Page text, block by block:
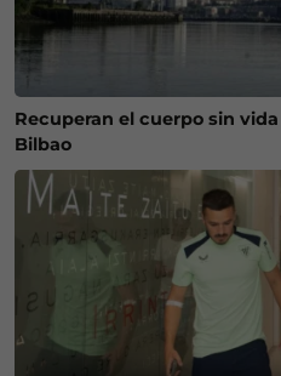
Recuperan el cuerpo sin
Bilbao